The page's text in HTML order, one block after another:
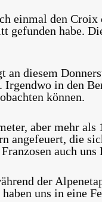
einmal den
gefunden habe.
diesem
in den
können.
aber mehr
angefeuert, die
auch
der
uns in eine